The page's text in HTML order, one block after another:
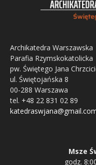
Archikatedra Warszawska
Parafia Rzymskokatolicka
pw. Świętego Jana
ul. Świętojańska 8
00-288 Warszawa
tel. +48 22 831 02 89
Msze
godz.